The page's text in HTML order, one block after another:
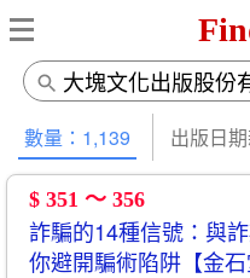
數量：1,139 出版日
$ 351 ～ 356
詐騙的14種信號：與
你避開騙術陷阱【金石